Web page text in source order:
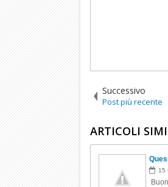
Successivo
Post più recente
ARTICOLI
15